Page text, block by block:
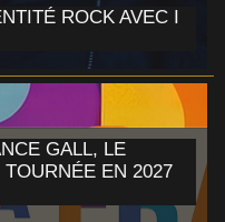
ROCK AVEC I
GALL, LE
EN 2027